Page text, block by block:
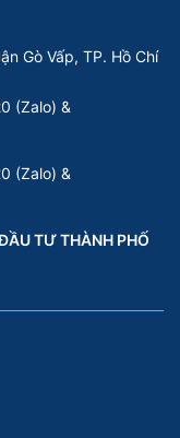
Gò Vấp, TP. Hồ Chí
(Zalo) &
(Zalo) &
TƯ THÀNH PHỐ